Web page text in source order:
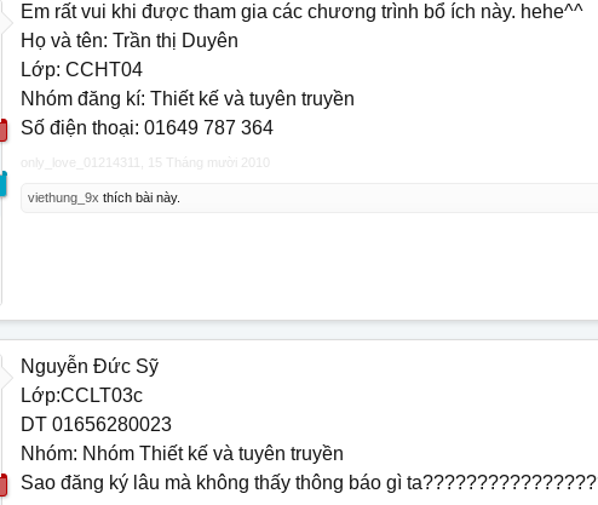
Em rất vui khi được tham gia các chương trình bổ ích này. hehe^^
Họ và tên: Trần thị Duyên
Lớp: CCHT04
Nhóm đăng kí: Thiết kế và tuyên truyền
Số điện thoại: 01649 787 364
only_love_01214311 15 Tháng mười 2010
viethung_9x thích bài này.
Nguyễn Đức Sỹ
Lớp:CCLT03c
DT 01656280023
Nhóm: Nhóm Thiết kế và tuyên truyền
Sao đăng ký lâu mà không thấy thông báo gì